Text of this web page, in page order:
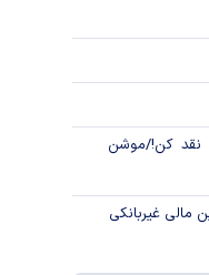
نقد کن!/موشن
مالی غیربانکی